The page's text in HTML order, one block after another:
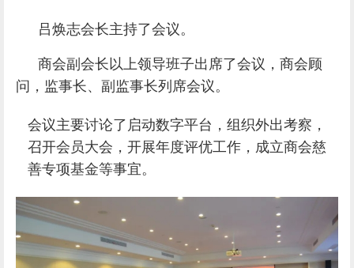
吕焕志会长主持了会议。
商会副会长以上领导班子出席了会议，商会顾
问，监事长、副监事长列席会议。
会议主要讨论了启动数字平台，组织外出考察，
召开会员大会，开展年度评优工作，成立商会慈
善专项基金等事宜。